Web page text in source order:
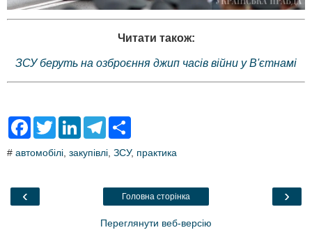
Читати також:
ЗСУ беруть на озброєння джип часів війни у В'єтнамі
F
e
o
T
t
L
k
T
e
a
r
# автомобілі закупівлі ЗСУ, практика
‹ ›
Головна сторінка
Переглянути веб-версію